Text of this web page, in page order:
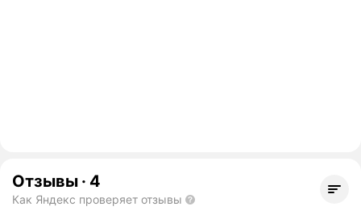
Отзывы · 4
Как Яндекс проверяет отзывы